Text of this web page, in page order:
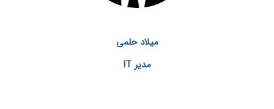
میلاد حلمی
مدیر IT